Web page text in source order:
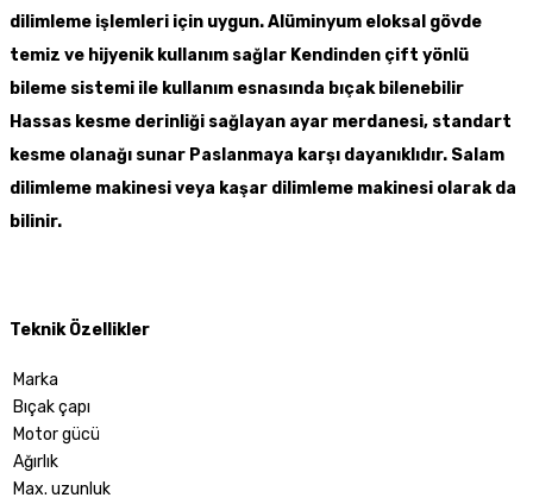
dilimleme işlemleri için uygun. Alüminyum eloksal gövde
temiz ve hijyenik kullanım sağlar Kendinden çift yönlü
bileme sistemi ile kullanım esnasında bıçak bilenebilir
Hassas kesme derinliği sağlayan ayar merdanesi, standart
kesme olanağı sunar Paslanmaya karşı dayanıklıdır. Salam
dilimleme makinesi veya kaşar dilimleme makinesi olarak da
bilinir.
Teknik Özellikler
Marka
Bıçak çapı
Motor gücü
Ağırlık
Max. uzunluk